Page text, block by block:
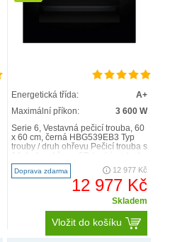
Energetická třída:
A+
Maximální příkon:
3 600 W
Serie 6, Vestavná pečicí trouba, 60
x 60 cm, černá HBG539EB3 Typ
trouby / druh ohřevu Pečicí trouba s
horní/s..
Doprava zdarma 12 977 Kč
12 977 Kč
Skladem
Vložit do košíku